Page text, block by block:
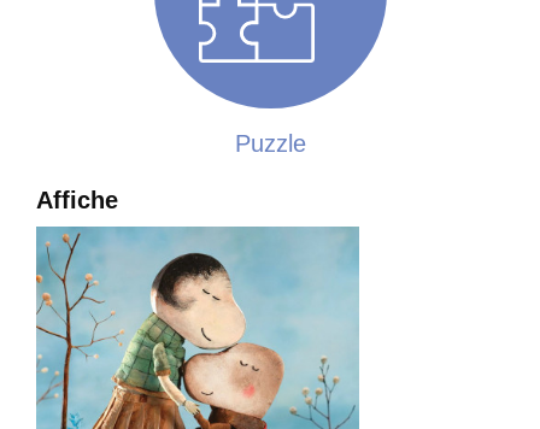
PEUR DE VOLER
autres oiseaux migrateurs. Seul problème : il ne sait
pas voler.
Puzzle
Affiche